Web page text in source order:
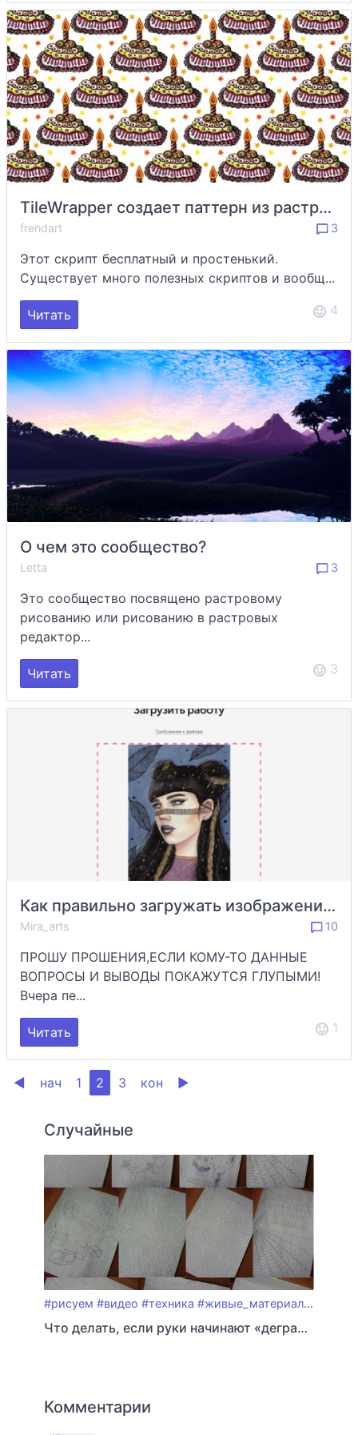
TileWrapper создает паттерн из растровых объектов
frendart 3
Этот скрипт бесплатный и простенький.
Существует много полезных скриптов и вообщ...
Читать 4
О чем это сообщество?
Letta 3
Это сообщество посвящено растровому
рисованию или рисованию в растровых
редактор...
Читать 3
Как правильно загружать изображения на Pinkbus?
Mira_arts 10
ПРОШУ ПРОШЕНИЯ,ЕСЛИ КОМУ-ТО ДАННЫЕ
ВОПРОСЫ И ВЫВОДЫ ПОКАЖУТСЯ ГЛУПЫМИ!
Вчера пе...
Читать 1
◀ нач 1 2 3 кон ▶
Случайные
#рисуем #видео #техника #живые_материалы
Что делать, если руки начинают «деградировать»?
Комментарии